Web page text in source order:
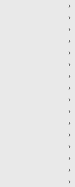
›
›
›
›
›
›
›
›
›
›
›
›
›
›
›
›